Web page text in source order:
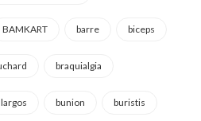
BAMKART barre biceps
braquialgia
bunion buristis